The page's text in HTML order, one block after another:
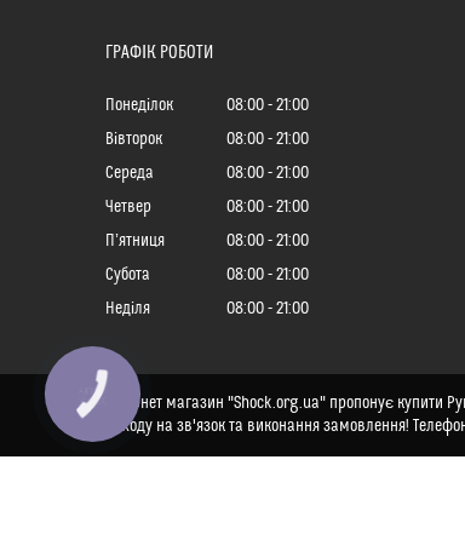
ГРАФІК РОБОТИ
Понеділок 08:00
21:00
Вівторок
08:00
21:00
Середа
08:00
21:00
Четвер
08:00
21:00
Пʼятниця
08:00
21:00
Субота
08:00
21:00
Неділя
08:00 21:00
Інтернет магазин "Shock.org.ua" пропонує купити
виходу на зв'язок та виконання замовлення!
КНОПКА
ЗВ'ЯЗКУ